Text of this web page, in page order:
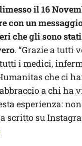
il 16
con un
che gli sono
. “Grazie a tutti
i medici,
che ci
a chi ha
esperienza:
scritto su